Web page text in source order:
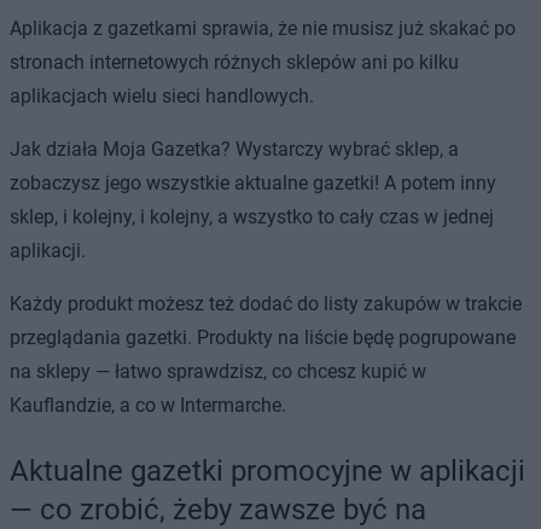
Aplikacja z gazetkami sprawia, że nie musisz już skakać po
stronach internetowych różnych sklepów ani po kilku
aplikacjach wielu sieci handlowych.
Jak działa Moja Gazetka? Wystarczy wybrać sklep, a
zobaczysz jego wszystkie aktualne gazetki! A potem inny
sklep, i kolejny, i kolejny, a wszystko to cały czas w jednej
aplikacji.
Każdy produkt możesz też dodać do listy zakupów w trakcie
przeglądania gazetki. Produkty na liście będę pogrupowane
na sklepy — łatwo sprawdzisz, co chcesz kupić w
Kauflandzie, a co w Intermarche.
Aktualne gazetki promocyjne w aplikacji
— co zrobić, żeby zawsze być na